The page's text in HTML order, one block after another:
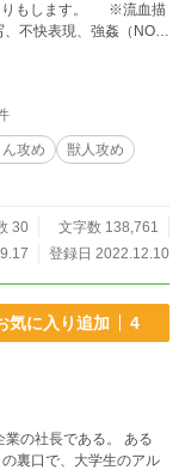
りもします。 ※流血描
不快表現、強姦（NO挿
の異説外伝です。本編
いますのでご注意くださ
*】表記は微エロです）
攻め
獣人攻め
30
文字数 138,761
登録日 2022.12.10
気に入り追加 4
裏口で、大学生のアル